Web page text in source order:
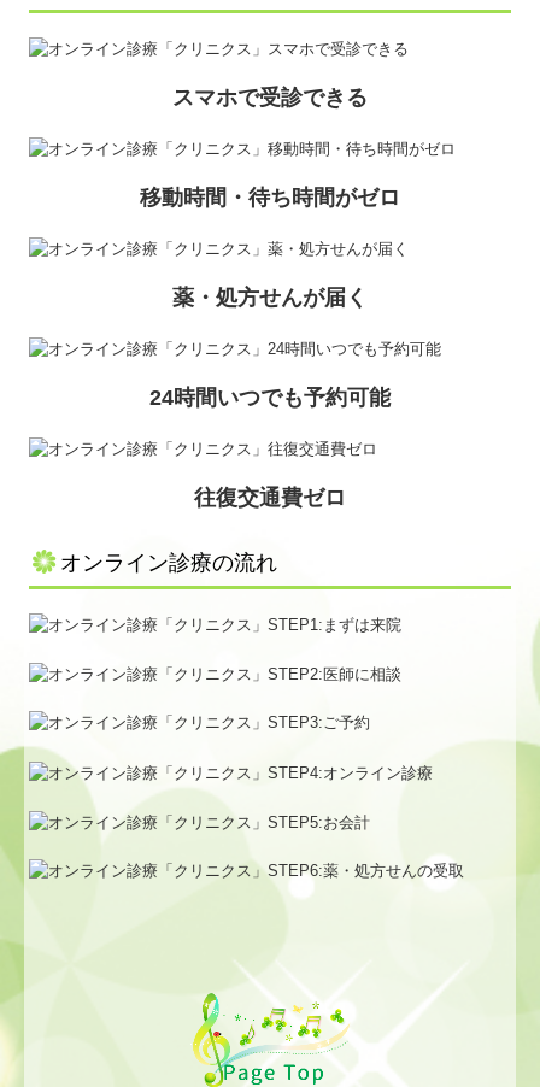
スマホで受診できる
移動時間・待ち時間がゼロ
薬・処方せんが届く
24時間いつでも予約可能
往復交通費ゼロ
オンライン診療の流れ